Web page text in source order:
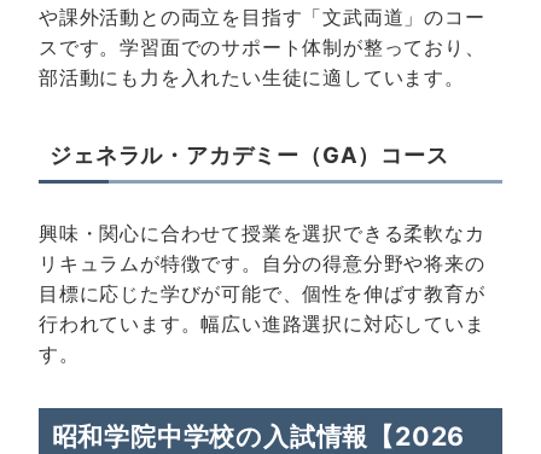
や課外活動との両立を目指す「文武両道」のコー
スです。学習面でのサポート体制が整っており、
部活動にも力を入れたい生徒に適しています。
ジェネラル・アカデミー（GA）コース
興味・関心に合わせて授業を選択できる柔軟なカ
リキュラムが特徴です。自分の得意分野や将来の
目標に応じた学びが可能で、個性を伸ばす教育が
行われています。幅広い進路選択に対応していま
す。
昭和学院中学校の入試情報【2026